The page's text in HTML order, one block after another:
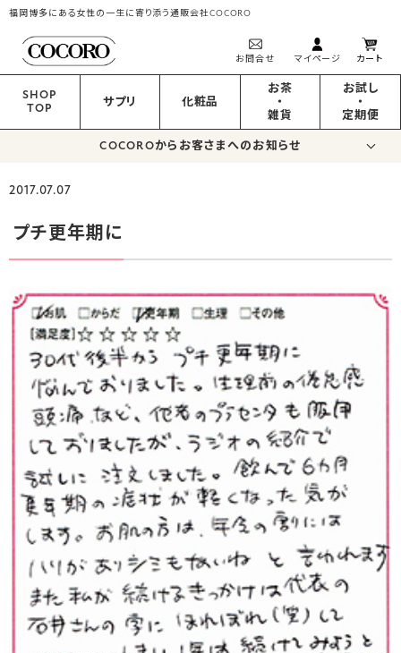
福岡博多にある女性の一生に寄り添う通販会社COCORO
お問合せ マイページ カート
SHOP
TOP
サプリ 化粧品
お茶
・
雑貨
お試し
・
定期便
COCOROからお客さまへのお知らせ
2017.07.07
プチ更年期に